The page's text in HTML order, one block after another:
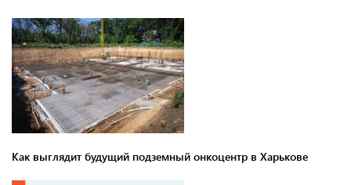
Как выглядит будущий подземный онкоцентр в Харькове